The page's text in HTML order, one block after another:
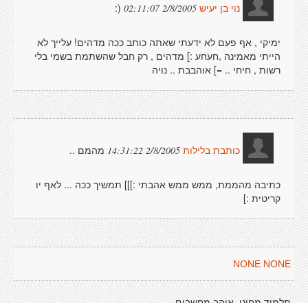
נוי בן יעיש 2/8/2005 02:11:07
(:
ימיקי , אף פעם לא ידעתי שאתה כותב ככה מדהים! עלייך לא
הייתי מאמינה ,חעחע :] מדהים , רק חבל שהשתמת בשמי בלי
רשות , חיחי .. =] אוהבבת .. נויה
כותבת בלילות 2/8/2005 14:31:22 מהמם ..
כתיבה מהממת, ממש ממש אהבתי :]]] תמשיך ככה ... לאף יו
קריטית :]
NONE NONE